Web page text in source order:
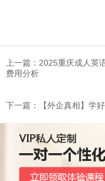
上一篇：2025重庆成人英
费用分析
下一篇：【外企真相】学